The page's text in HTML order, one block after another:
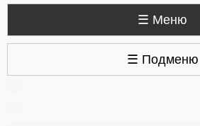
☰ Меню
☰ Подменю